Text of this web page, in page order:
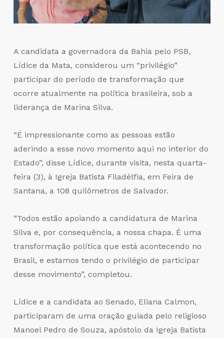
A candidata a governadora da Bahia pelo PSB,
Lídice da Mata, considerou um “privilégio”
participar do período de transformação que
ocorre atualmente na política brasileira, sob a
liderança de Marina Silva.
“É impressionante como as pessoas estão
aderindo a esse novo momento aqui no interior do
Estado”, disse Lídice, durante visita, nesta quarta-
feira (3), à Igreja Batista Filadélfia, em Feira de
Santana, a 108 quilômetros de Salvador.
“Todos estão apoiando a candidatura de Marina
Silva e, por consequência, a nossa chapa. É uma
transformação política que está acontecendo no
Brasil, e estamos tendo o privilégio de participar
desse movimento”, completou.
Lídice e a candidata ao Senado, Eliana Calmon,
participaram de uma oração guiada pelo religioso
Manoel Pedro de Souza, apóstolo da Igreja Batista